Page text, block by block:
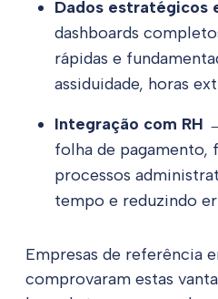
Dados estratégicos
dashboards
rápidas e
assiduidade, horas
Integração com RH
folha de pagamento,
processos
tempo e reduzindo
Empresas de referência
comprovaram estas